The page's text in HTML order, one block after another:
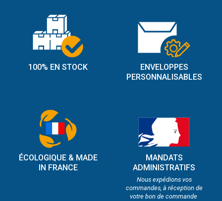
100% EN STOCK
ENVELOPPES
PERSONNALISABLES
ÉCOLOGIQUE & MADE
IN FRANCE
MANDATS
ADMINISTRATIFS
Nous expédions vos
commandes, à réception de
votre bon de commande